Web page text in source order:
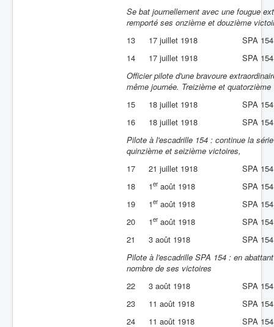
Se bat journellement avec une fougue
remporté ses onzième et douzième
13
17 juillet 1918
SPA 154
14
17 juillet 1918
SPA 154
Officier pilote d'une bravoure
même journée. Treizième et
15
18 juillet 1918
SPA 154
16
18 juillet 1918
SPA 154
Pilote à l'escadrille 154 : continue la
quinzième et seizième victoires,
17
21 juillet 1918
SPA 154
18
1er août 1918
SPA 154
19
1er août 1918
SPA 154
20
1er août 1918
SPA 154
21
3 août 1918
SPA 154
Pilote à l'escadrille SPA 154 : en
nombre de ses victoires
22
3 août 1918
SPA 154
23
11 août 1918
SPA 154
24
11 août 1918 SPA 154